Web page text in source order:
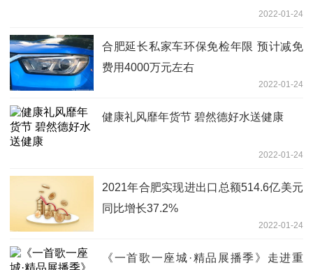
2022-01-24
合肥延长私家车环保免检年限 预计减免
费用4000万元左右
2022-01-24
健康礼风靡年货节 碧然德好水送健康
2022-01-24
2021年合肥实现进出口总额514.6亿美元
同比增长37.2%
2022-01-24
《一首歌一座城·精品展播季》走进重